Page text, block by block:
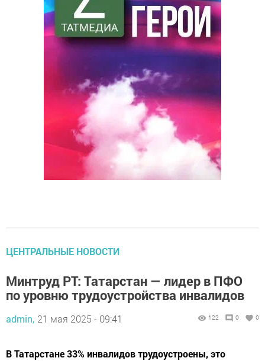
ЦЕНТРАЛЬНЫЕ НОВОСТИ
Минтруд РТ: Татарстан — лидер в ПФО
по уровню трудоустройства инвалидов
admin, 21 мая 2025 - 09:41 122 0 0
В Татарстане 33% инвалидов трудоустроены, это